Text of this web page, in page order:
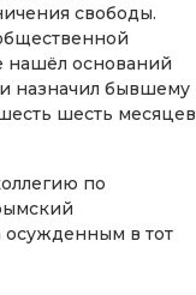
свободы.
нашёл оснований
назначил бывшему
шесть месяцев
по
осужденным в тот